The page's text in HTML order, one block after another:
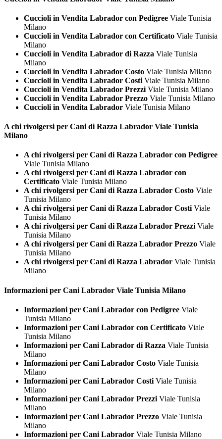
Cuccioli in Vendita Labrador con Pedigree Viale Tunisia
Milano
Cuccioli in Vendita Labrador con Certificato Viale Tunisia
Milano
Cuccioli in Vendita Labrador di Razza Viale Tunisia
Milano
Cuccioli in Vendita Labrador Costo Viale Tunisia Milano
Cuccioli in Vendita Labrador Costi Viale Tunisia Milano
Cuccioli in Vendita Labrador Prezzi Viale Tunisia Milano
Cuccioli in Vendita Labrador Prezzo Viale Tunisia Milano
Cuccioli in Vendita Labrador Viale Tunisia Milano
A chi rivolgersi per Cani di Razza Labrador Viale Tunisia
Milano
A chi rivolgersi per Cani di Razza Labrador con Pedigree
Viale Tunisia Milano
A chi rivolgersi per Cani di Razza Labrador con
Certificato Viale Tunisia Milano
A chi rivolgersi per Cani di Razza Labrador Costo Viale
Tunisia Milano
A chi rivolgersi per Cani di Razza Labrador CostiViale
Tunisia Milano
A chi rivolgersi per Cani di Razza Labrador PrezziViale
Tunisia Milano
A chi rivolgersi per Cani di Razza Labrador Prezzo Viale
Tunisia Milano
A chi rivolgersi per Cani di Razza Labrador Viale Tunisia
Milano
Informazioni per Cani Labrador Viale Tunisia Milano
Informazioni per Cani Labrador con Pedigree Viale
Tunisia Milano
Informazioni per Cani Labrador con Certificato Viale
Tunisia Milano
Informazioni per Cani Labrador di Razza Viale Tunisia
Milano
Informazioni per Cani Labrador Costo Viale Tunisia
Milano
Informazioni per Cani Labrador Costi Viale Tunisia
Milano
Informazioni per Cani Labrador Prezzi Viale Tunisia
Milano
Informazioni per Cani Labrador Prezzo Viale Tunisia
Milano
Informazioni per Cani Labrador Viale Tunisia Milano